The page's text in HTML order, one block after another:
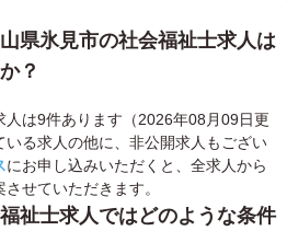
県氷見市の社会福祉士求人は
？
は9件あります（2026年08月09日更
る求人の他に、非公開求人もござい
にお申し込みいただくと、全求人から
せていただきます。
祉士求人ではどのような条件